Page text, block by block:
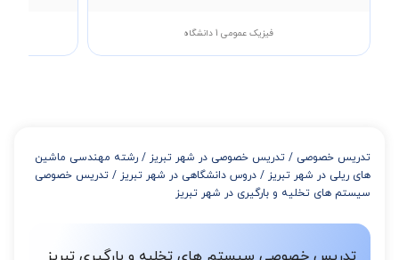
فیزیک عمومی 1 دانشگاه
تدریس خصوصی / تدریس خصوصی در شهر تبریز / رشته مهندسی ماشین
های ریلی در شهر تبریز / دروس دانشگاهی در شهر تبریز / تدریس خصوصی
سیستم های تخلیه و بارگیری در شهر تبریز